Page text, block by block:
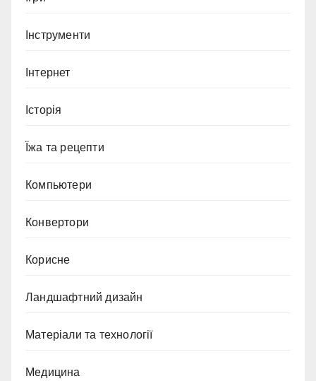
Інструменти
Інтернет
Історія
Їжа та рецепти
Компьютери
Конвертори
Корисне
Ландшафтний дизайн
Матеріали та технології
Медицина